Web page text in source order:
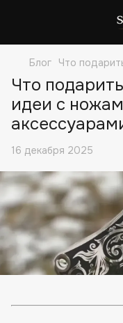
Блог Что
Что
идеи с
16 декабря 2025